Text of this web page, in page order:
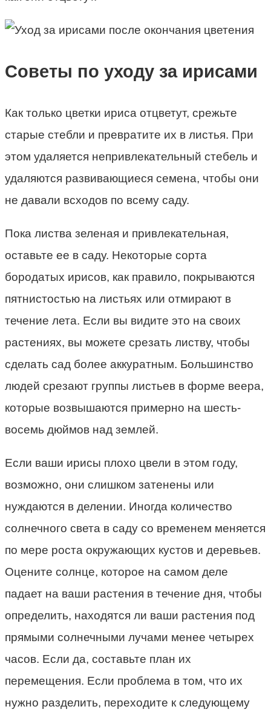
Советы по уходу за ирисами
Как только цветки ириса отцветут, срежьте
старые стебли и превратите их в листья. При
этом удаляется непривлекательный стебель и
удаляются развивающиеся семена, чтобы они
не давали всходов по всему саду.
Пока листва зеленая и привлекательная,
оставьте ее в саду. Некоторые сорта
бородатых ирисов, как правило, покрываются
пятнистостью на листьях или отмирают в
течение лета. Если вы видите это на своих
растениях, вы можете срезать листву, чтобы
сделать сад более аккуратным. Большинство
людей срезают группы листьев в форме веера,
которые возвышаются примерно на шесть-
восемь дюймов над землей.
Если ваши ирисы плохо цвели в этом году,
возможно, они слишком затенены или
нуждаются в делении. Иногда количество
солнечного света в саду со временем меняется
по мере роста окружающих кустов и деревьев.
Оцените солнце, которое на самом деле
падает на ваши растения в течение дня, чтобы
определить, находятся ли ваши растения под
прямыми солнечными лучами менее четырех
часов. Если да, составьте план их
перемещения. Если проблема в том, что их
нужно разделить, переходите к следующему